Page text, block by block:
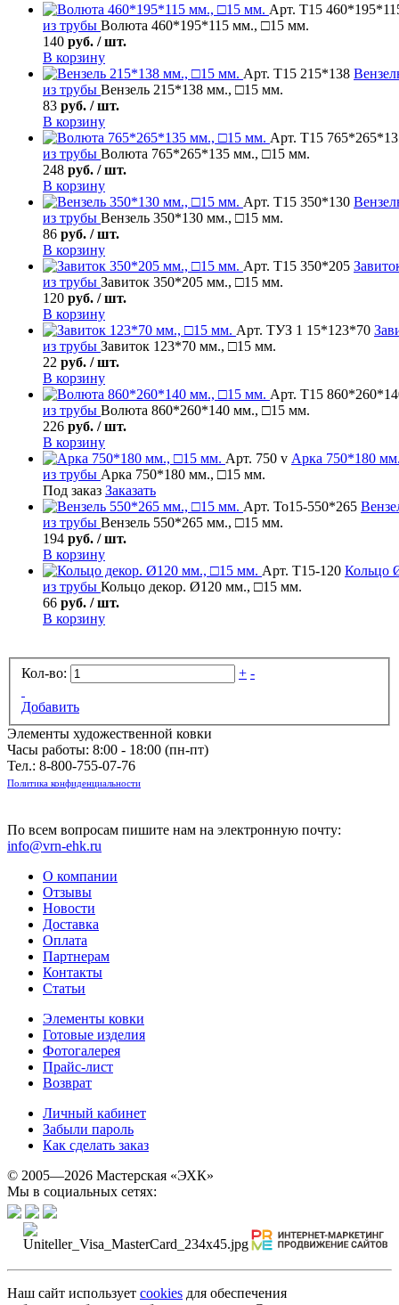
Арт. Т15
из трубы Волюта 460*195*115 мм., □15 мм.
140 руб. / шт.
В корзину
Арт. Т15 215*138
из трубы Вензель 215*138 мм., □15 мм.
83 руб. / шт.
В корзину
Арт. Т15
из трубы Волюта 765*265*135 мм., □15 мм.
248 руб. / шт.
В корзину
Арт. Т15 350*130
из трубы Вензель 350*130 мм., □15 мм.
86 руб. / шт.
В корзину
Арт. Т15 350*205
из трубы Завиток 350*205 мм., □15 мм.
120 руб. / шт.
В корзину
Арт. ТУЗ 1 15*123*70
из трубы Завиток 123*70 мм., □15 мм.
22 руб. / шт.
В корзину
Арт. Т15
из трубы Волюта 860*260*140 мм., □15 мм.
226 руб. / шт.
В корзину
Арт. 750 v Арка 750*180
из трубы Арка 750*180 мм., □15 мм.
Под заказ Заказать
Арт. То15-550*265
из трубы Вензель 550*265 мм., □15 мм.
194 руб. / шт.
В корзину
Арт. Т15-120 Кольцо
из трубы Кольцо декор. Ø120 мм., □15 мм.
66 руб. / шт.
В корзину
Кол-во: + -
Добавить
Элементы художественной ковки
Часы работы: 8:00 - 18:00 (пн-пт)
Тел.: 8-800-755-07-76
Политика конфиденциальности
По всем вопросам пишите нам на электронную почту:
info@vrn-ehk.ru
О компании
Отзывы
Новости
Доставка
Оплата
Партнерам
Контакты
Статьи
Элементы ковки
Готовые изделия
Фотогалерея
Прайс-лист
Возврат
Личный кабинет
Забыли пароль
Как сделать заказ
© 2005—2026 Мастерская «ЭХК»
Мы в социальных сетях:
Наш сайт использует cookies для обеспечения